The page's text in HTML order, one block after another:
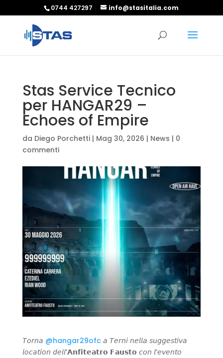
0744 427297 info@stasitalia.com
Stas Service Tecnico
per HANGAR29 –
Echoes of Empire
da Diego Porchetti| Mag 30, 2026 | News | 0
commenti
𝘛𝘰𝘳𝘯𝘢 @hangar29ofc𝘢 𝘛𝘦𝘳𝘯𝘪 𝘯𝘦𝘭𝘭𝘢 𝘴𝘶𝘨𝘨𝘦𝘴𝘵𝘪𝘷𝘢
𝘭𝘰𝘤𝘢𝘵𝘪𝘰𝘯 𝘥𝘦𝘭𝘭’𝗔𝗻𝗳𝗶𝘁𝗲𝗮𝘁𝗿𝗼 𝗙𝗮𝘂𝘀𝘁𝗼 𝘤𝘰𝘯 𝘭’𝘦𝘷𝘦𝘯𝘵𝘰